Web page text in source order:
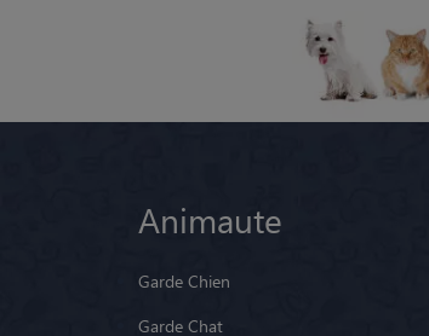
Animaute
Garde Chien
Garde Chat